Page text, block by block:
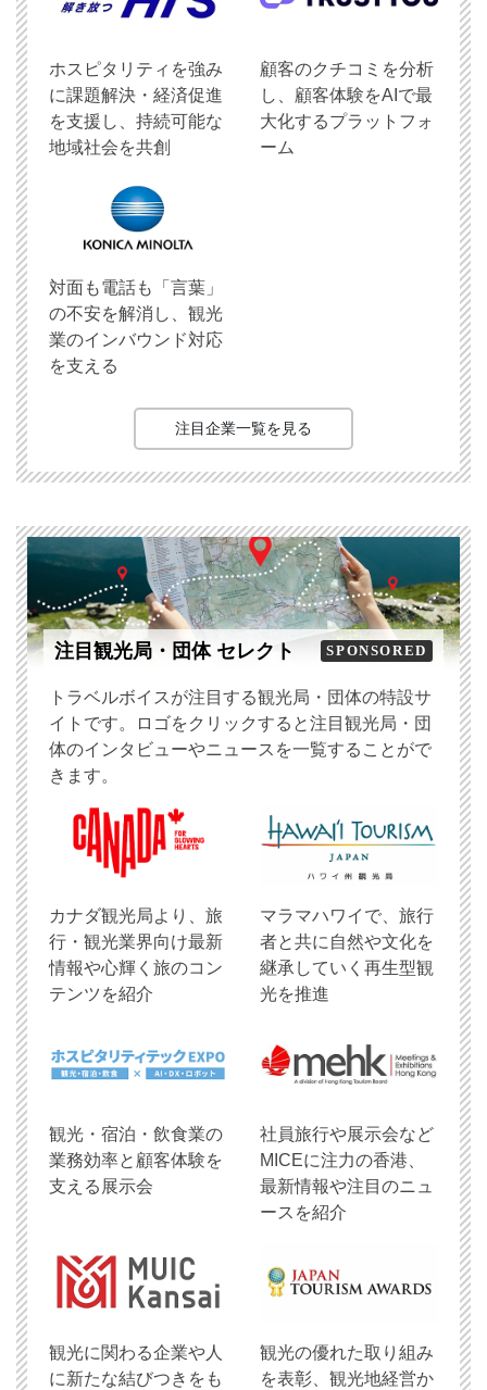
ホスピタリティを強み
に課題解決・経済促進
を支援し、持続可能な
地域社会を共創
顧客のクチコミを分析
し、顧客体験をAIで最
大化するプラットフォ
ーム
対面も電話も「言葉」
の不安を解消し、観光
業のインバウンド対応
を支える
注目企業一覧を見る
注目観光局・団体 セレクト SPONSORED
トラベルボイスが注目する観光局・団体の特設サ
イトです。ロゴをクリックすると注目観光局・団
体のインタビューやニュースを一覧することがで
きます。
​カナダ観光局より、旅
行・観光業界向け最新
情報や心輝く旅のコン
テンツを紹介
マラマハワイで、旅行
者と共に自然や文化を
継承していく再生型観
光を推進
観光・宿泊・飲食業の
業務効率と顧客体験を
支える展示会
社員旅行や展示会など
MICEに注力の香港、
最新情報や注目のニュ
ースを紹介
観光に関わる企業や人
に新たな結びつきをも
観光の優れた取り組み
を表彰、観光地経営か